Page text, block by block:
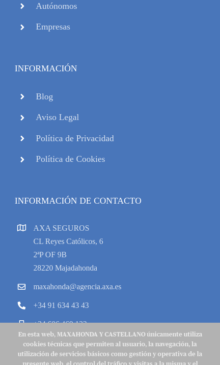
Autónomos
Empresas
INFORMACIÓN
Blog
Aviso Legal
Política de Privacidad
Política de Cookies
INFORMACIÓN DE CONTACTO
AXA SEGUROS
CL Reyes Católicos, 6
2ªP OF 9B
28220 Majadahonda
maxahonda@agencia.axa.es
+34 91 634 43 43
+34 606 469 133
En esta web, MAXAHONDA Y CASTELLANO únicamente utiliza
cookies técnicas que permiten al usuario, la navegación, la
utilización de servicios básicos como gestión y operativa de la